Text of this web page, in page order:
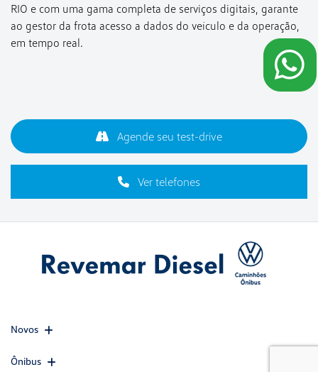
RIO e com uma gama completa de serviços digitais, garante
ao gestor da frota acesso a dados do veículo e da operação,
em tempo real.
Ver telefones
Agende seu test-drive
Novos
Ônibus